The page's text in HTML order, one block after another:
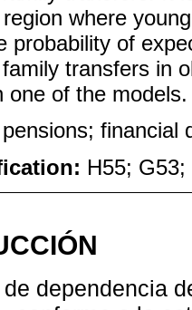
where
probability of
transfers in
one of the models.
pensions; financial
H55; G53;
dependencia